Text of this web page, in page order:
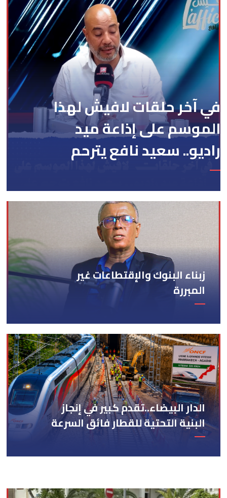
في آخر حلقات لافيش لهذا
الموسم على إذاعة ميد
راديو.. سعيد نافع يترحم
على الفقيد الكاتب
والصحفي جمال زايد
زبناء البنوك والإقتطاعات غير
المبررة
الدار البيضاء..تقدم كبير في إنجاز
البنية التحتية للقطار فائق السرعة